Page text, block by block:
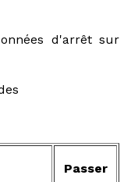
d'arrêt sur
Passer